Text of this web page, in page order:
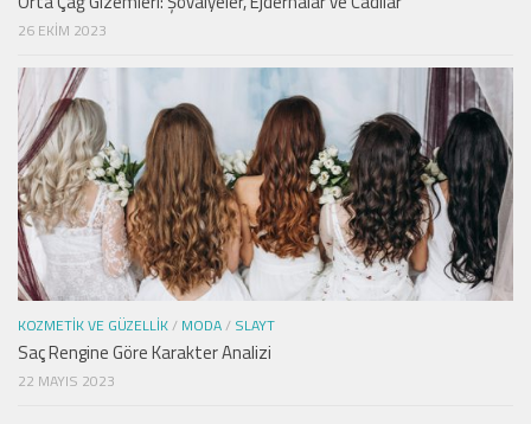
26 EKIM 2023
KOZMETIK VE GÜZELLIK/ MODA/ SLAYT
Saç Rengine Göre Karakter Analizi
22 MAYIS 2023